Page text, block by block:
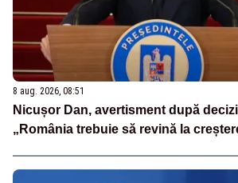
8 aug. 2026, 08:51
Nicușor Dan, avertisment după
„România trebuie să revină la